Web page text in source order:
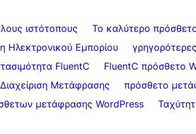
ιστότοπους
Το καλύτερο
Ηλεκτρονικού Εμπορίου
FluentC FluentC πρόσθετο
Διαχείριση Μετάφρασης
πρόσθετο
μετάφρασης WordPress